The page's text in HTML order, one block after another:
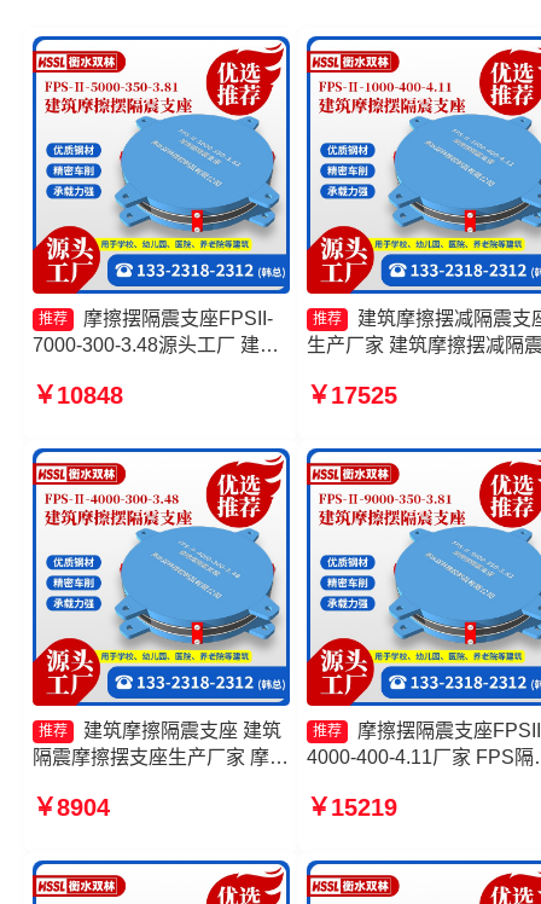
推荐
摩擦摆隔震支座FPSII-
7000-300-3.48源头工厂 建筑
摩擦摆隔震支座FPS3A 摩擦
4.11生产厂家
￥10848
推荐
建筑摩擦摆减隔震支
生产厂家 建筑摩擦摆减隔
10000-350-3.81生产厂家
350-3.81源头工厂
￥17525
推荐
建筑摩擦隔震支座 建筑
隔震摩擦摆支座生产厂家 摩擦
FPSII-2000-350-3.81生产厂
￥8904
推荐
摩擦摆隔震支座
4000-400-4.11厂家 FPS隔
家 摩擦摆隔震支座FPS-
￥15219